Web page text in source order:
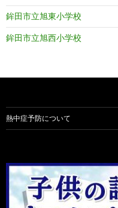
鉾田市立旭東小学校
鉾田市立旭西小学校
熱中症予防について